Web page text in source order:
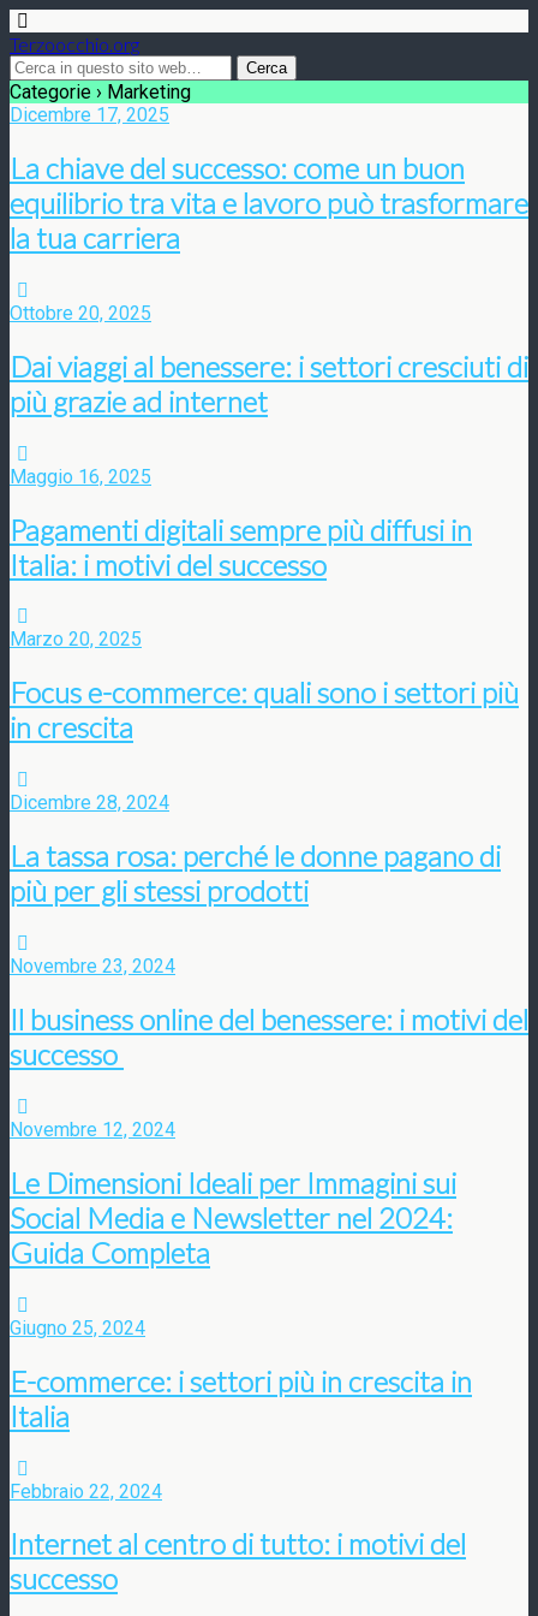
Terzoocchio.org
Categorie › Marketing
Dicembre 17, 2025
La chiave del successo: come un buon
equilibrio tra vita e lavoro può trasformare
la tua carriera
Ottobre 20, 2025
Dai viaggi al benessere: i settori cresciuti di
più grazie ad internet
Maggio 16, 2025
Pagamenti digitali sempre più diffusi in
Italia: i motivi del successo
Marzo 20, 2025
Focus e-commerce: quali sono i settori più
in crescita
Dicembre 28, 2024
La tassa rosa: perché le donne pagano di
più per gli stessi prodotti
Novembre 23, 2024
Il business online del benessere: i motivi del
successo
Novembre 12, 2024
Le Dimensioni Ideali per Immagini sui
Social Media e Newsletter nel 2024:
Guida Completa
Giugno 25, 2024
E-commerce: i settori più in crescita in
Italia
Febbraio 22, 2024
Internet al centro di tutto: i motivi del
successo